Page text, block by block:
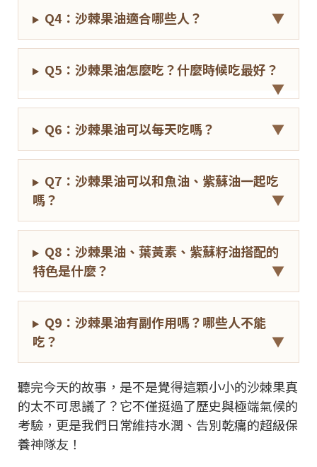
Q4：沙棘果油適合哪些人？ ▼
Q5：沙棘果油怎麼吃？什麼時候吃最好？
▼
Q6：沙棘果油可以每天吃嗎？ ▼
Q7：沙棘果油可以和魚油、紫蘇油一起吃
嗎？
▼
Q8：沙棘果油、葉黃素、紫蘇籽油搭配的
特色是什麼？
▼
Q9：沙棘果油有副作用嗎？哪些人不能
吃？
▼
聽完今天的故事，是不是覺得這顆小小的沙棘果真
的太不可思議了？它不僅挺過了歷史與極端氣候的
考驗，更是我們日常維持水潤、告別乾癟的超級保
養神隊友！